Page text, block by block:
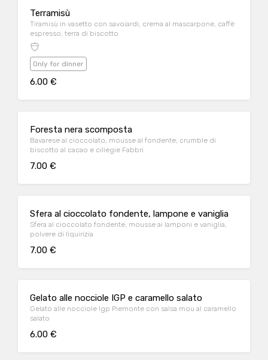
Terramisù
Tiramisù in vasetto con savoiardi, crema al mascarpone, caffè
espresso, terra di biscotto
Only for dinner
6.00 €
Foresta nera scomposta
Bavarese al cioccolato, mousse al fondente, crumble di
biscotto al cacao e ciliegie Fabbri
7.00 €
Sfera al cioccolato fondente, lampone e vaniglia
Sfera al cioccolato fondente, mousse ai lamponi e vaniglia,
polvere di liquirizia
7.00 €
Gelato alle nocciole IGP e caramello salato
Gelato alle nocciole Igp Piemonte con salsa mou al caramello
salato
6.00 €